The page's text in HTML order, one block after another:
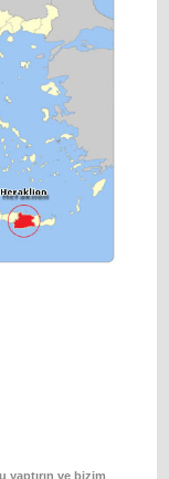
yaptırın ve bizim